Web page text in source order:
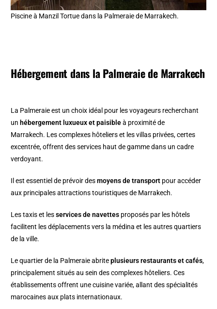
Piscine à Manzil Tortue dans la Palmeraie de Marrakech.
Hébergement dans la Palmeraie de Marrakech
La Palmeraie est un choix idéal pour les voyageurs recherchant
un hébergement luxueux et paisibleà proximité de
Marrakech. Les complexes hôteliers et les villas privées, certes
excentrée, offrent des services haut de gamme dans un cadre
verdoyant.
Il est essentiel de prévoir desmoyens de transport pour accéder
aux principales attractions touristiques de Marrakech.
Les taxis et lesservices de navettes proposés par les hôtels
facilitent les déplacements vers la médina et les autres quartiers
de la ville.
Le quartier de la Palmeraie abriteplusieurs restaurants et cafés,
principalement situés au sein des complexes hôteliers. Ces
établissements offrent une cuisine variée, allant des spécialités
marocaines aux plats internationaux.